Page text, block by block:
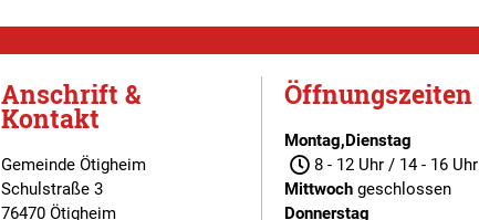
Anschrift &
Kontakt
Gemeinde Ötigheim
Schulstraße 3
76470 Ötigheim
Öffnungszeiten
Montag,Dienstag
8 - 12 Uhr / 14 - 16 Uhr
Mittwoch geschlossen
Donnerstag